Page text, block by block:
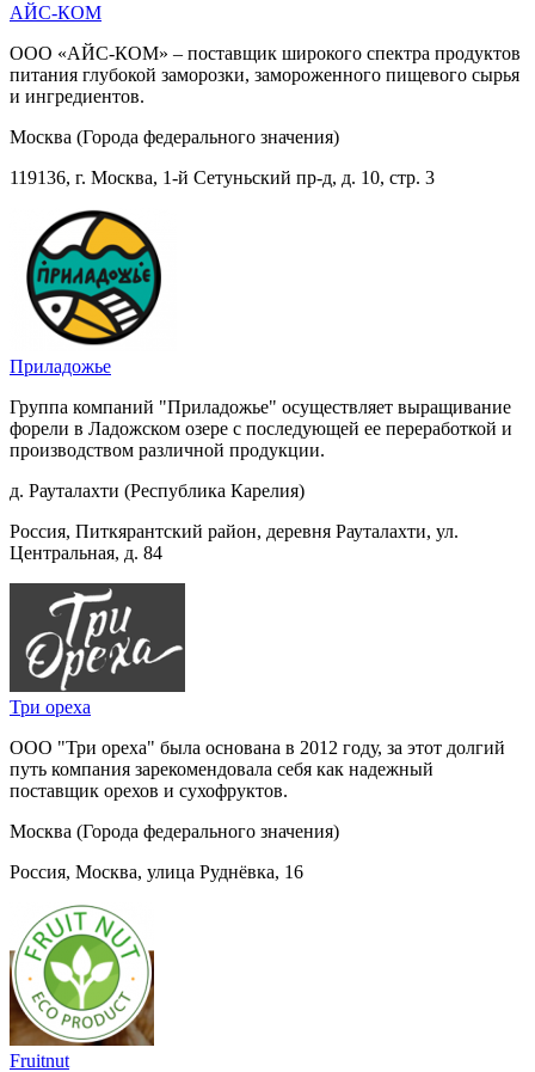
АЙС-КОМ
ООО «АЙС-КОМ» – поставщик широкого спектра продуктов
питания глубокой заморозки, замороженного пищевого сырья
и ингредиентов.
Москва (Города федерального значения)
119136, г. Москва, 1-й Сетуньский пр-д, д. 10, стр. 3
Приладожье
Группа компаний "Приладожье" осуществляет выращивание
форели в Ладожском озере с последующей ее переработкой и
производством различной продукции.
д. Рауталахти (Республика Карелия)
Россия, Питкярантский район, деревня Рауталахти, ул.
Центральная, д. 84
Три ореха
ООО "Три ореха" была основана в 2012 году, за этот долгий
путь компания зарекомендовала себя как надежный
поставщик орехов и сухофруктов.
Москва (Города федерального значения)
Россия, Москва, улица Руднёвка, 16
Fruitnut